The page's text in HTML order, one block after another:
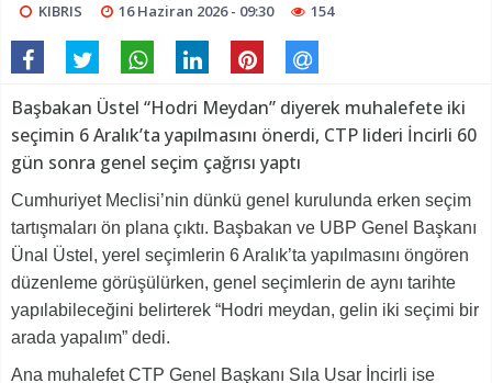
KIBRIS 16 Haziran 2026 - 09:30 154
Başbakan Üstel “Hodri Meydan” diyerek muhalefete iki
seçimin 6 Aralık’ta yapılmasını önerdi, CTP lideri İncirli 60
gün sonra genel seçim çağrısı yaptı
Cumhuriyet Meclisi’nin dünkü genel kurulunda erken seçim
tartışmaları ön plana çıktı. Başbakan ve UBP Genel Başkanı
Ünal Üstel, yerel seçimlerin 6 Aralık’ta yapılmasını öngören
düzenleme görüşülürken, genel seçimlerin de aynı tarihte
yapılabileceğini belirterek “Hodri meydan, gelin iki seçimi bir
arada yapalım” dedi.
Ana muhalefet CTP Genel Başkanı Sıla Usar İncirli ise